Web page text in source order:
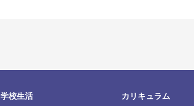
学校生活 カリキュラム